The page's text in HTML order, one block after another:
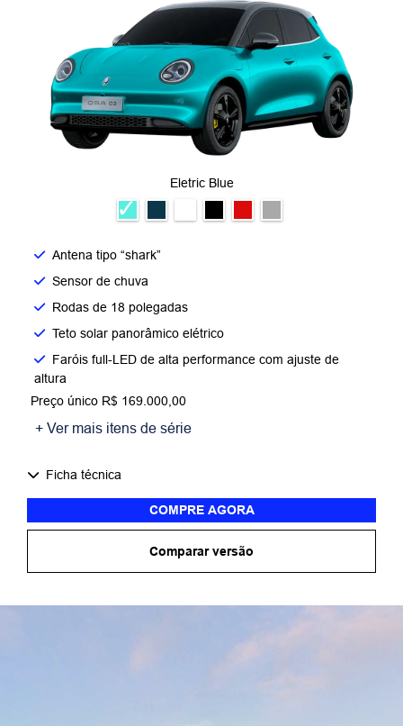
Eletric Blue
Antena tipo “shark”
Sensor de chuva
Rodas de 18 polegadas
Teto solar panorâmico elétrico
Faróis full-LED de alta performance com ajuste de
altura
Preço único R$ 169.000,00
+ Ver mais itens de série
Ficha técnica
COMPRE AGORA
Comparar versão